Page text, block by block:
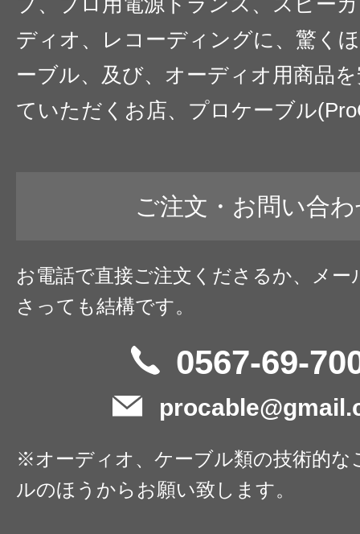
ディオ、レコーディングに、驚く
ーブル、及び、オーディオ用商品
ていただくお店、プロケーブル
ご注文・お問い合
お電話で直接ご注文くださるか、メー
さっても結構です。
0567-69-
※オーディオ、ケーブル類の技術的な
ルのほうからお願い致します。